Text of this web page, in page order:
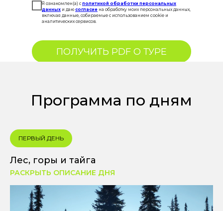
Я ознакомлен(а) с политикой обработки персональных
данных и даю согласие на обработку моих персональных данных,
включая данные, собираемые с использованием cookie и
аналитических сервисов.
ПОЛУЧИТЬ PDF О ТУРЕ
Программа по дням
ПЕРВЫЙ ДЕНЬ
Лес, горы и тайга
РАСКРЫТЬ ОПИСАНИЕ ДНЯ